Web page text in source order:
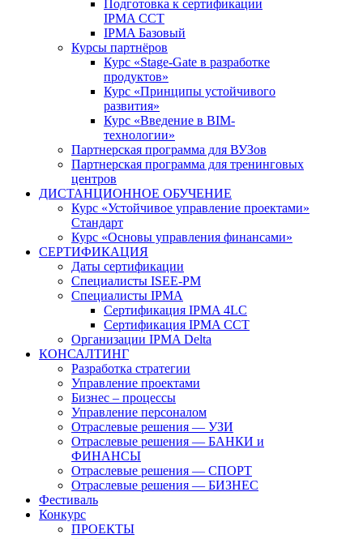
Подготовка к сертификации
IPMA CCT
IPMA Базовый
Курсы партнёров
Курс «Stage-Gate в разработке
продуктов»
Курс «Принципы устойчивого
развития»
Курс «Введение в BIM-
технологии»
Партнерская программа для ВУЗов
Партнерская программа для тренинговых
центров
ДИСТАНЦИОННОЕ ОБУЧЕНИЕ
Курс «Устойчивое управление проектами»
Стандарт
Курс «Основы управления финансами»
СЕРТИФИКАЦИЯ
Даты сертификации
Специалисты ISEE-PM
Специалисты IPMA
Сертификация IPMA 4LC
Сертификация IPMA CCT
Организации IPMA Delta
КОНСАЛТИНГ
Разработка стратегии
Управление проектами
Бизнес – процессы
Управление персоналом
Отраслевые решения — УЗИ
Отраслевые решения — БАНКИ и
ФИНАНСЫ
Отраслевые решения — СПОРТ
Отраслевые решения — БИЗНЕС
Фестиваль
Конкурс
ПРОЕКТЫ